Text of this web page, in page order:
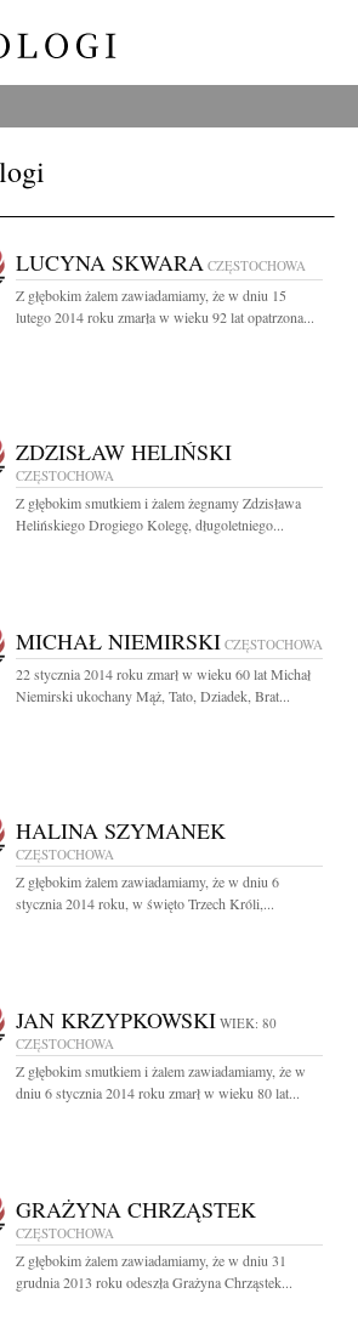
LUCYNA SKWARA CZĘSTOCHOWA
Z głębokim żalem zawiadamiamy, że w dniu 15
lutego 2014 roku zmarła w wieku 92 lat opatrzona...
ZDZISŁAW HELIŃSKI
CZĘSTOCHOWA
Z głębokim smutkiem i żalem żegnamy Zdzisława
Helińskiego Drogiego Kolegę, długoletniego...
MICHAŁ NIEMIRSKI CZĘSTOCHOWA
22 stycznia 2014 roku zmarł w wieku 60 lat Michał
Niemirski ukochany Mąż, Tato, Dziadek, Brat...
HALINA SZYMANEK
CZĘSTOCHOWA
Z głębokim żalem zawiadamiamy, że w dniu 6
stycznia 2014 roku, w święto Trzech Króli,...
JAN KRZYPKOWSKI WIEK: 80
CZĘSTOCHOWA
Z głębokim smutkiem i żalem zawiadamiamy, że w
dniu 6 stycznia 2014 roku zmarł w wieku 80 lat...
GRAŻYNA CHRZĄSTEK
CZĘSTOCHOWA
Z głębokim żalem zawiadamiamy, że w dniu 31
grudnia 2013 roku odeszła Grażyna Chrząstek...